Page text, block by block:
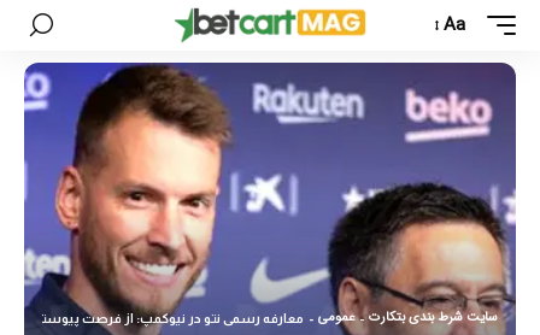
Aa
سایت شرط بندی بتکارت - عمومی - معارفه رسمی نتو در نیوکمپ: از فرصت پیوستن به